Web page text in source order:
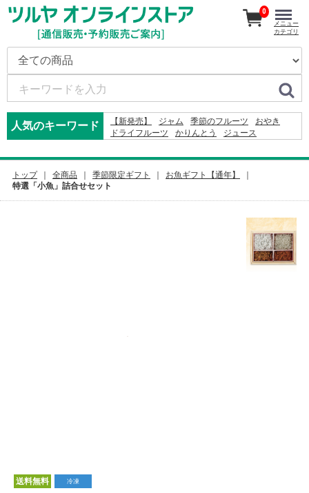
人気のキーワード 【新発売】 ジャム 季節のフルーツ
おやき
ドライフルーツ
かりんとう
ジュース
2024
2027 コーヒー りんごかりんとう
ナッツ
0
メニュー
カテゴリ
トップ 全商品 季節限定ギフト
お魚ギフト【通年】
特選「小魚」詰合せセット
送料無料 冷凍